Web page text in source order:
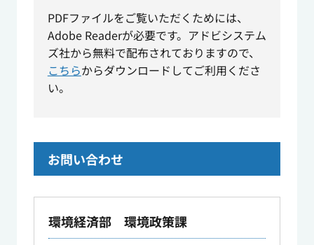
PDFファイルをご覧いただくためには、
Adobe Readerが必要です。アドビシステム
ズ社から無料で配布されておりますので、
こちらからダウンロードしてご利用くださ
い。
お問い合わせ
環境経済部 環境政策課